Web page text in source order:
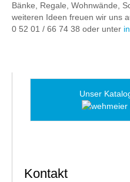
Bänke, Regale, Wohnwände,
weiteren Ideen freuen wir uns
0 52 01 / 66 74 38 oder unter
Unser
Kontakt